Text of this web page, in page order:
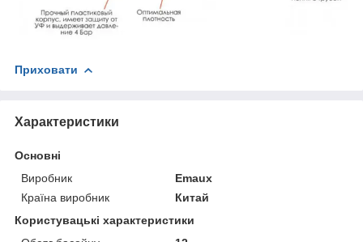
Приховати
Характеристики
Основні
Виробник
Emaux
Країна виробник
Китай
Користувацькі характеристики